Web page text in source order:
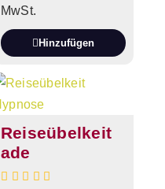
MwSt.
Hinzufügen
Reiseübelkeit
ade